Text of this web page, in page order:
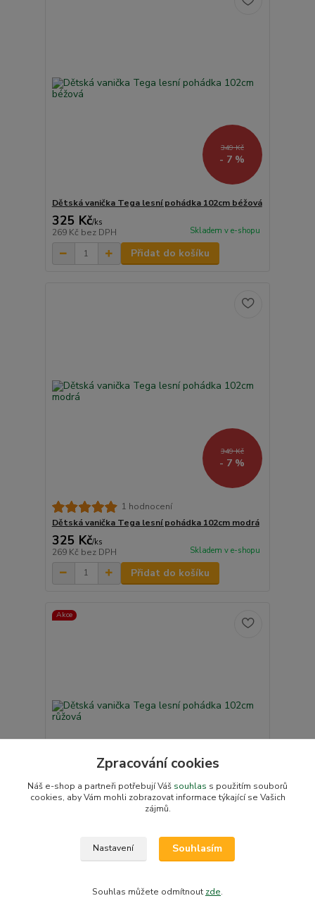
349 Kč
- 7 %
Dětská vanička Tega lesní pohádka 102cm béžová
325 Kč/ks
269 Kč bez DPH Skladem v e-shopu
Přidat do košíku
349 Kč
- 7 %
1 hodnocení
Dětská vanička Tega lesní pohádka 102cm modrá
325 Kč/ks
269 Kč bez DPH Skladem v e-shopu
Přidat do košíku
Akce
- 7 %
/ks
Skladem v e-shopu
Zpracování cookies
Náš e-shop a partneři potřebují Váš souhlas s použitím souborů
cookies, aby Vám mohli zobrazovat informace týkající se Vašich
zájmů.
Nastavení Souhlasím
Souhlas můžete odmítnout zde.